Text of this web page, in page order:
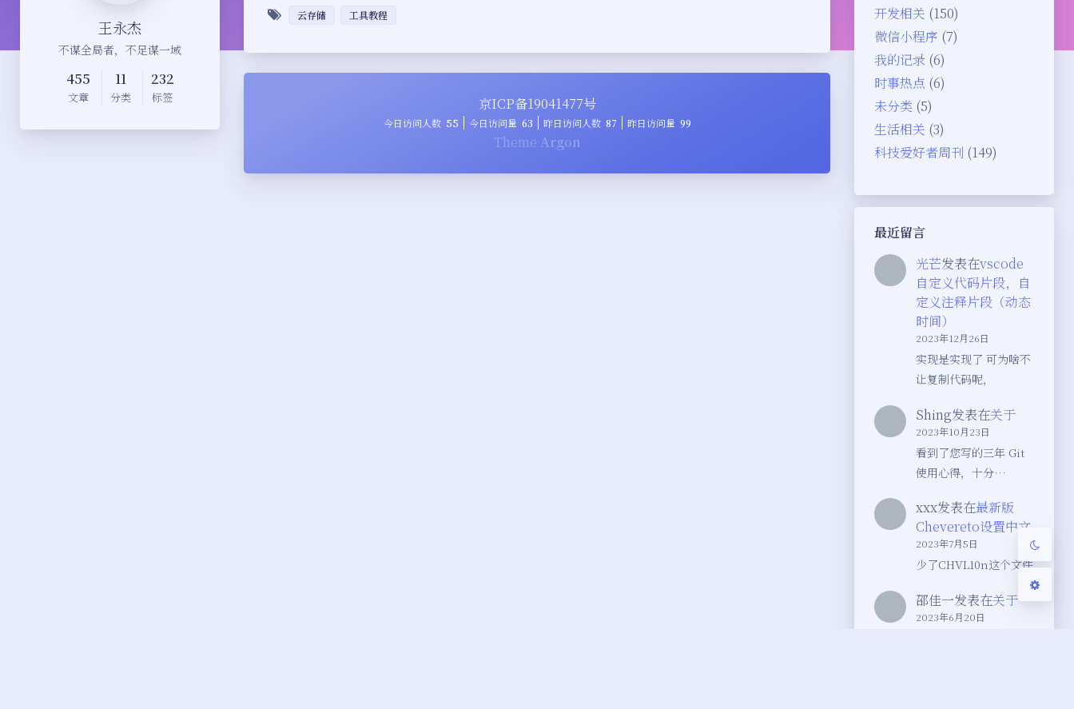
浅阴影 深阴影
暗化 灰度
王永杰
不谋全局者，不足谋一域
455
文章
11
分类
232
标签
开发相关 (150)
微信小程序 (7)
我的记录 (6)
时事热点 (6)
未分类 (5)
生活相关 (3)
科技爱好者周刊 (149)
最近留言
光芒发表在vscode
自定义代码片段，自
定义注释片段（动态
时间）
2023年12月26日
实现是实现了 可为啥不
让复制代码呢，
Shing发表在关于
2023年10月23日
看到了您写的三年 Git
使用心得，十分…
xxx发表在最新版
Chevereto设置中文
2023年7月5日
少了CHVL10n这个文件
邵佳一发表在关于
2023年6月20日
云存储 工具教程
京ICP备19041477号
今日访问人数 55 今日访问量 63 昨日访问人数 87 昨日访问量 99
Theme Argon